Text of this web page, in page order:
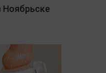
Ноябрьске